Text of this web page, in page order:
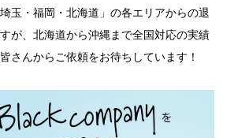
玉・福岡・北海道」の各エリアからの退
が、北海道から沖縄まで全国対応の実績
さんからご依頼をお待ちしています！